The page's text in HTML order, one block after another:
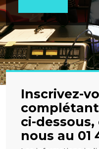
Inscrivez-
ci-
nous au 01